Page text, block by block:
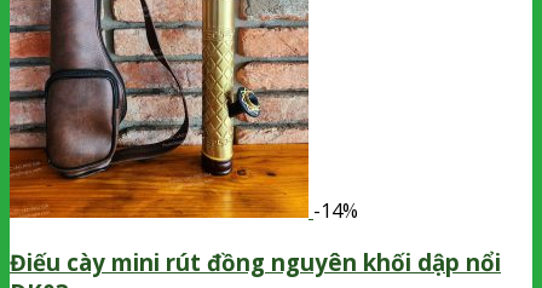
-14%
Điếu cày mini rút đồng nguyên khối dập nổi